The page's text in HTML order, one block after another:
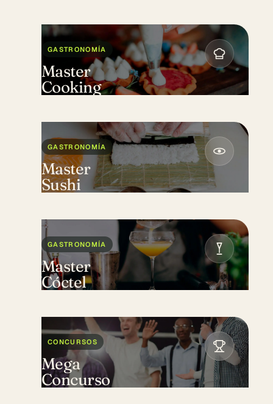
GASTRONOMÍA
Master
Cooking
GASTRONOMÍA
Master
Sushi
GASTRONOMÍA
Master
Cóctel
CONCURSOS
Mega
Concurso